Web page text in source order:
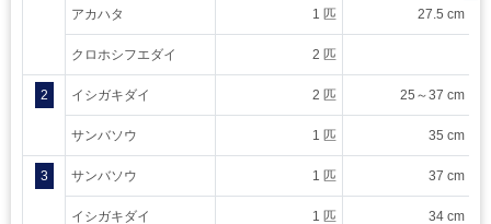
アカハタ 1 匹 27.5 cm
クロホシフエダイ 2 匹
2 イシガキダイ 2 匹 25～37 cm
サンバソウ 1 匹 35 cm
3 サンバソウ 1 匹 37 cm
イシガキダイ 1 匹 34 cm